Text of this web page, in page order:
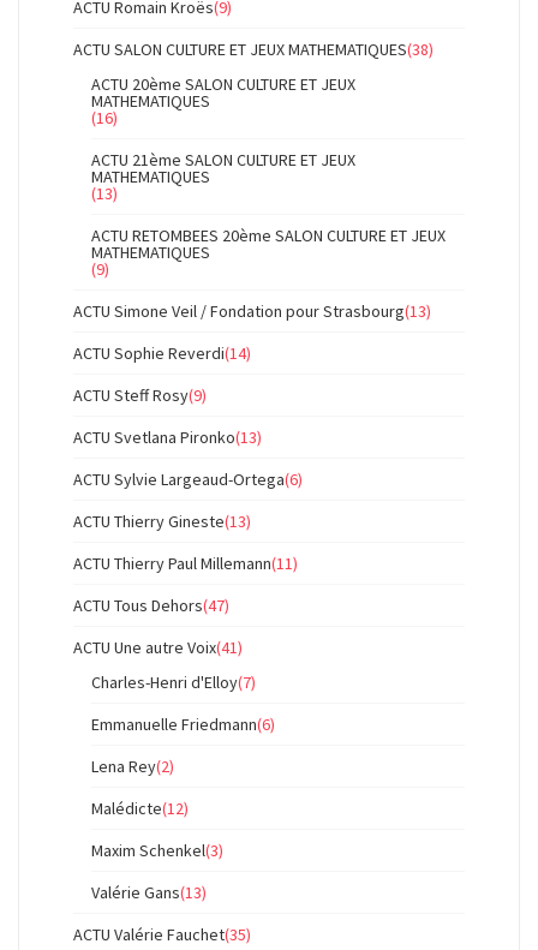
ACTU Romain Kroës(9)
ACTU SALON CULTURE ET JEUX MATHEMATIQUES(38)
ACTU 20ème SALON CULTURE ET JEUX
MATHEMATIQUES
(16)
ACTU 21ème SALON CULTURE ET JEUX
MATHEMATIQUES
(13)
ACTU RETOMBEES 20ème SALON CULTURE ET JEUX
MATHEMATIQUES
(9)
ACTU Simone Veil / Fondation pour Strasbourg(13)
ACTU Sophie Reverdi(14)
ACTU Steff Rosy(9)
ACTU Svetlana Pironko(13)
ACTU Sylvie Largeaud-Ortega(6)
ACTU Thierry Gineste(13)
ACTU Thierry Paul Millemann(11)
ACTU Tous Dehors(47)
ACTU Une autre Voix(41)
Charles-Henri d'Elloy(7)
Emmanuelle Friedmann(6)
Lena Rey(2)
Malédicte(12)
Maxim Schenkel(3)
Valérie Gans(13)
ACTU Valérie Fauchet(35)